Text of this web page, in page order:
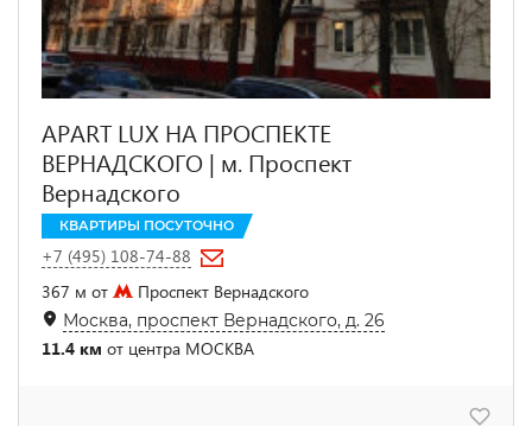
APART LUX НА ПРОСПЕКТЕ
ВЕРНАДСКОГО | м. Проспект
Вернадского
КВАРТИРЫ ПОСУТОЧНО
+7 (495) 108-74-88
367 м от
Проспект Вернадского
Москва, проспект Вернадского, д. 26
11.4 км от центра МОСКВА